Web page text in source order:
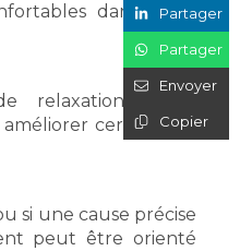
dans votre
relaxation et la
certains cas
si une cause précise
peut être orienté
Partager
Partager
Envoyer
Copier